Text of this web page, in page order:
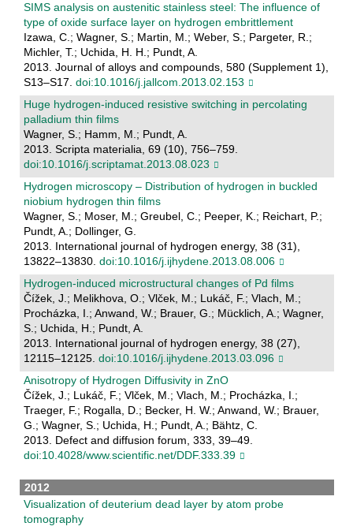
SIMS analysis on austenitic stainless steel: The influence of
type of oxide surface layer on hydrogen embrittlement
Izawa, C.; Wagner, S.; Martin, M.; Weber, S.; Pargeter, R.;
Michler, T.; Uchida, H. H.; Pundt, A.
2013. Journal of alloys and compounds, 580 (Supplement 1),
S13–S17. doi:10.1016/j.jallcom.2013.02.153
Huge hydrogen-induced resistive switching in percolating
palladium thin films
Wagner, S.; Hamm, M.; Pundt, A.
2013. Scripta materialia, 69 (10), 756–759.
doi:10.1016/j.scriptamat.2013.08.023
Hydrogen microscopy – Distribution of hydrogen in buckled
niobium hydrogen thin films
Wagner, S.; Moser, M.; Greubel, C.; Peeper, K.; Reichart, P.;
Pundt, A.; Dollinger, G.
2013. International journal of hydrogen energy, 38 (31),
13822–13830. doi:10.1016/j.ijhydene.2013.08.006
Hydrogen-induced microstructural changes of Pd films
Čížek, J.; Melikhova, O.; Vlček, M.; Lukáč, F.; Vlach, M.;
Procházka, I.; Anwand, W.; Brauer, G.; Mücklich, A.; Wagner,
S.; Uchida, H.; Pundt, A.
2013. International journal of hydrogen energy, 38 (27),
12115–12125. doi:10.1016/j.ijhydene.2013.03.096
Anisotropy of Hydrogen Diffusivity in ZnO
Čížek, J.; Lukáč, F.; Vlček, M.; Vlach, M.; Procházka, I.;
Traeger, F.; Rogalla, D.; Becker, H. W.; Anwand, W.; Brauer,
G.; Wagner, S.; Uchida, H.; Pundt, A.; Bähtz, C.
2013. Defect and diffusion forum, 333, 39–49.
doi:10.4028/www.scientific.net/DDF.333.39
2012
Visualization of deuterium dead layer by atom probe
tomography